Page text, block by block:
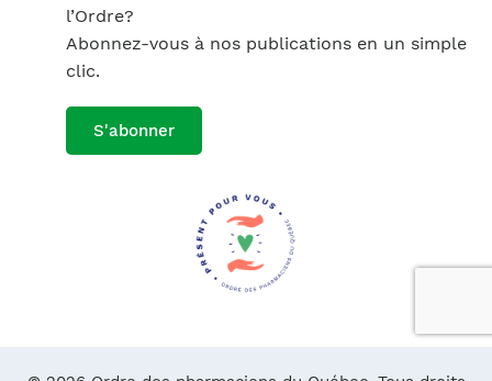
l’Ordre?
Abonnez-vous à nos publications en un simple
clic.
S'abonner